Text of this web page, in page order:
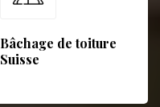
Bâchage de toiture
Suisse